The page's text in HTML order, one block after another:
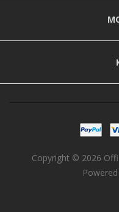
Copyright © 2026